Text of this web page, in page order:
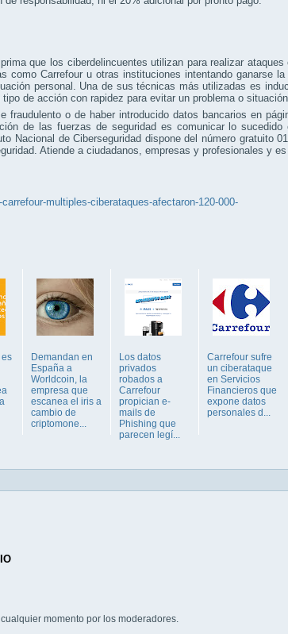
que los ciberdelincuentes utilizan para realizar ataques
como Carrefour u otras instituciones intentando ganarse
personal. Una de sus técnicas más utilizadas es
de acción con rapidez para evitar un problema o
o de haber introducido datos bancarios en
de las fuerzas de seguridad es comunicar lo sucedido
Nacional de Ciberseguridad dispone del número gratuito
Atiende a ciudadanos, empresas y profesionales y
multiples-ciberataques-afectaron-120-000-
Demandan en
España a
Worldcoin, la
empresa que
escanea el iris a
cambio de
criptomone...
Los datos
privados
robados a
Carrefour
propician e-
mails de
Phishing que
parecen legí...
Carrefour sufre
un ciberataque
en Servicios
Financieros que
expone datos
personales d...
momento por los moderadores.